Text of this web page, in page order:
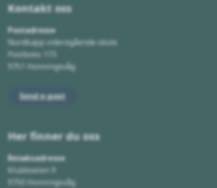
Kontakt oss
Postadresse
Nordkapp videregående skole
Postboks 173
9751 Honningsvåg
Send e-post
Her finner du oss
Besøksadresse
Klubbveien 9
9750 Honningsvåg